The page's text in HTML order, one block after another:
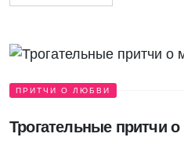
ПРИТЧИ О ЛЮБВИ
Трогательные притчи